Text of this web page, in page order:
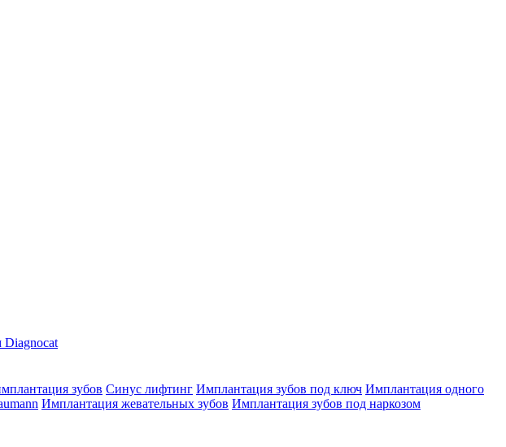
Diagnocat
зубов Синус лифтинг Имплантация зубов под ключ Имплантация одного
Имплантация жевательных зубов Имплантация зубов под наркозом